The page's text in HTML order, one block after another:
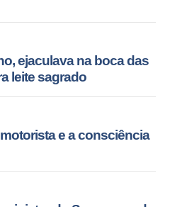
ejaculava na boca das
leite sagrado
e a consciência